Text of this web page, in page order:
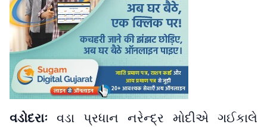
વડોદરાઃ વડા પ્રધાન નરેન્દ્ર મોદીએ ગઈકાલે